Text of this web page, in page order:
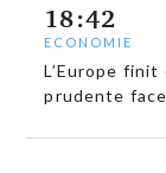
18:42
ECONOMIE
L’Europe
prudente